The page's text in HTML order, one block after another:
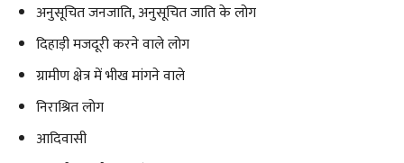
अनुसूचित जनजाति, अनुसूचित जाति के लोग
दिहाड़ी मजदूरी करने वाले लोग
ग्रामीण क्षेत्र में भीख मांगने वाले
निराश्रित लोग
आदिवासी